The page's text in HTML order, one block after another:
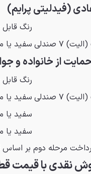
رنگ
۷ صندلی
سفید یا
رنگ
۷ صندلی
سفید یا
سفید یا
سفید یا
مرحله دوم بر
نقدی با قیمت